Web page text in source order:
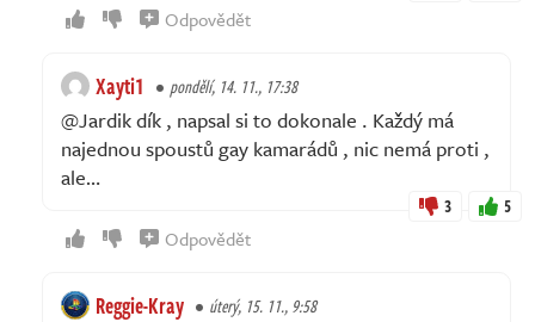
Odpovědět
Xayti1 pondělí, 14. 11., 17:38
@Jardik dík , napsal si to dokonale . Každý má
najednou spoustů gay kamarádů , nic nemá proti ,
ale…
3 5
Odpovědět
Reggie-Kray úterý, 15. 11., 9:58